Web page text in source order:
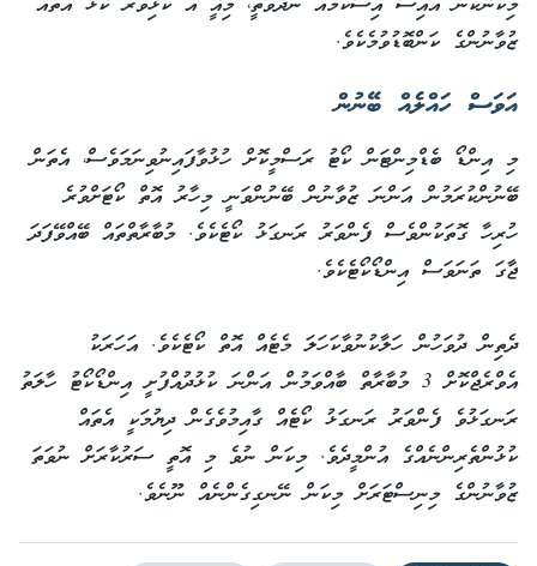
ޒުވާނުންގެ ކަންބޮޑުވުމެކެވެ.
އަވަސް ހައްލެއް ބޭނުން
މި އިންޑޯ ބެޑްމިންޓަން ކޯޓު ރަސްމީކޮށް ހުޅުވާފައިނުވިނަމަވެސް، އެތަން
ބޭނުންކުރަމުން އަންނަ ޒުވާނުން ބޭނުންވަނީ މިހާރު އޮތް ކޯޓަށްވުރެ
ހުރިހާ ގޮތަކުންވެސް ފެންވަރު ރަނގަޅު ކޯޓެކެވެ. މުބާރާތްތައް ބޭއްވޭފަދަ
ޖާގަ ތަނަވަސް އިންޑޯކޯޓެކެވެ.
ދެތިން ދުވަހުން ހަލާކުނުވާކަހަލަ މެޓެއް އޮތް ކޯޓެކެވެ. އަހަރަކު
އެވްރެޖްކޮށް 3 މުބާރާތް ބާއްވަމުން އަންނަ ކުޅުދުއްފުށީ އިންޑޯކޯޓު ހާލަތު
ރަނގަޅުވެ ފެންވަރު ރަނގަޅު ކޯޓެއް ގާއިމުވެގެން ދިޔުމަކީ އެތައް
ކުޅުންތެރިންނެއްގެ އުންމީދެވެ. މިކަން ނުވެ މި އޮތީ ސަރުކާރަށް ނުވަތަ
ޒުވާނުންގެ މިނިސްޓަރަށް މިކަން ނޭނގިގެންނެއް ނޫނެވެ.